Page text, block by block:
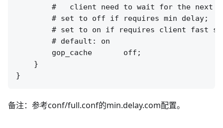
#   client need to wait for the next
        # set to off if requires min delay;
# set to on if requires client fast
        # default: on
        gop_cache       off;
    }
备注：参考conf/full.conf的min.delay.com配置。